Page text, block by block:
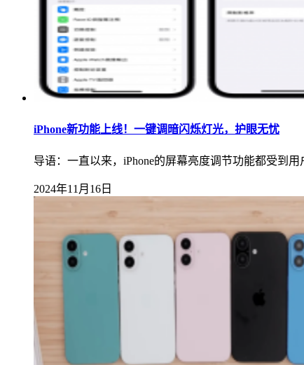
iPhone新功能上线！一键调暗闪烁灯光，护眼无忧
导语：一直以来，iPhone的屏幕亮度调节功能都受到
2024年11月16日